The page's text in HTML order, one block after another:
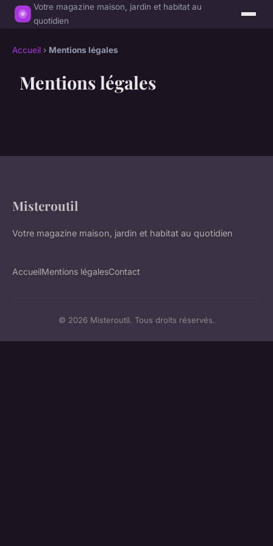
Votre magazine maison, jardin et habitat au
quotidien
Accueil › Mentions légales
Mentions légales
Misteroutil
Votre magazine maison, jardin et habitat au quotidien
AccueilMentions légalesContact
© 2026 Misteroutil. Tous droits réservés.